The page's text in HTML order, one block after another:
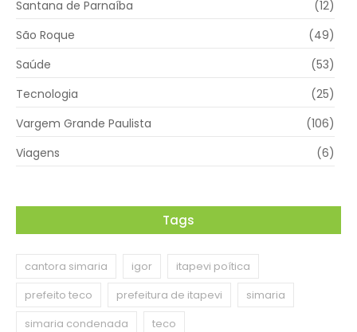
Santana de Parnaíba
(12)
São Roque
(49)
Saúde
(53)
Tecnologia
(25)
Vargem Grande Paulista
(106)
Viagens
(6)
Tags
cantora simaria igor
itapevi poítica
prefeito teco
prefeitura de itapevi
simaria
simaria condenada
teco